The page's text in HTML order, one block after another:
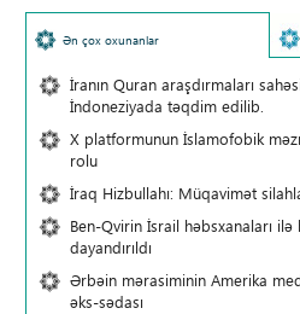
Ən çox oxunanlar
İranın Quran araşdırmaları
İndoneziyada təqdim edilib.
X platformunun İslamofobik
rolu
İraq Hizbullahı: Müqavimət
Ben-Qvirin İsrail həbsxanaları ilə
dayandırıldı
Ərbəin mərasiminin Amerika
əks-sədası